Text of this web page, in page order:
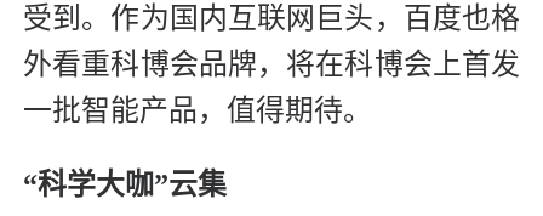
受到。作为国内互联网巨头，百度也格
外看重科博会品牌，将在科博会上首发
一批智能产品，值得期待。
“科学大咖”云集